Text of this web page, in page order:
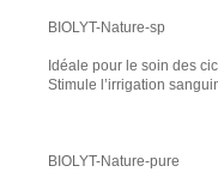
BIOLYT-Nature-sp
Idéale pour le soin des
Stimule l’irrigation
BIOLYT-Nature-pure